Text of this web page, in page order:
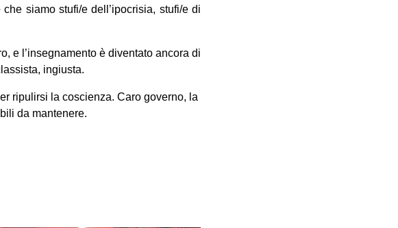
siamo stufi/e dell’ipocrisia, stufi/e di
e l’insegnamento è diventato ancora di
ingiusta.
ripulirsi la coscienza. Caro governo, la
da mantenere.